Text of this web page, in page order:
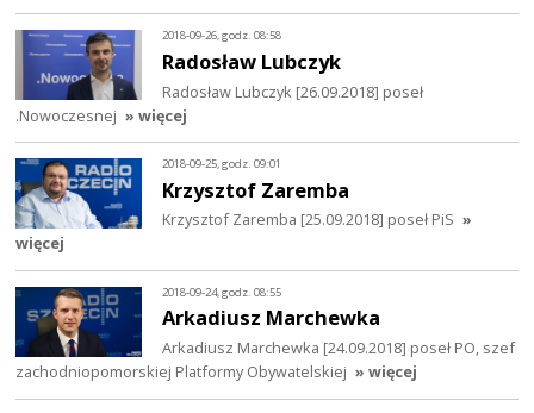
2018-09-26, godz. 08:58
Radosław Lubczyk
Radosław Lubczyk [26.09.2018] poseł
.Nowoczesnej » więcej
2018-09-25, godz. 09:01
Krzysztof Zaremba
Krzysztof Zaremba [25.09.2018] poseł PiS »
więcej
2018-09-24, godz. 08:55
Arkadiusz Marchewka
Arkadiusz Marchewka [24.09.2018] poseł PO, szef
zachodniopomorskiej Platformy Obywatelskiej » więcej